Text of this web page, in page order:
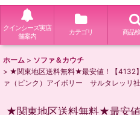
クインシーズ実店
舗案内
カテゴリ 商品
ホーム > ソファ＆カウチ
> ★関東地区送料無料★最安値！【4132
ァ（ピンク）アイボリー サルタレッリ社
★関東地区送料無料★最安